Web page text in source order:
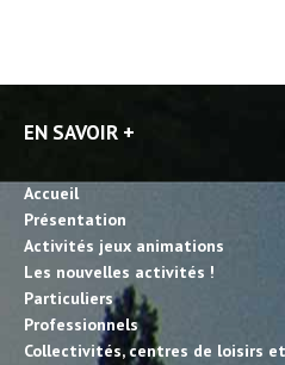
EN SAVOIR +
Accueil
Présentation
Activités jeux animations
Les nouvelles activités !
Particuliers
Professionnels
Collectivités, centres de loisirs